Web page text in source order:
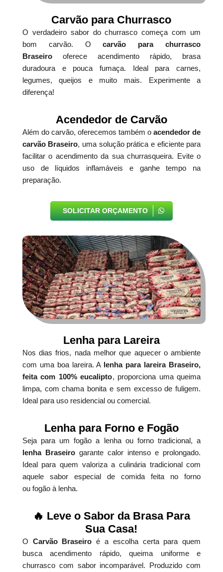
Carvão para Churrasco
O verdadeiro sabor do churrasco começa com um
bom carvão. Ocarvão para churrasco
Braseirooferece acendimento rápido, brasa
duradoura e pouca fumaça. Ideal para carnes,
legumes, queijos e muito mais. Experimente a
diferença!
Acendedor de Carvão
Além do carvão, oferecemos também oacendedor de
carvão Braseiro, uma solução prática e eficiente para
facilitar o acendimento da sua churrasqueira. Evite o
uso de líquidos inflamáveis e ganhe tempo na
preparação.
SOLICITAR ORÇAMENTO
Lenha para Lareira
Nos dias frios, nada melhor que aquecer o ambiente
com uma boa lareira. A lenha para lareira Braseiro,
feita com 100% eucalipto, proporciona uma queima
limpa, com chama bonita e sem excesso de fuligem.
Ideal para uso residencial ou comercial.
Lenha para Forno e Fogão
Seja para um fogão a lenha ou forno tradicional, a
lenha Braseirogarante calor intenso e prolongado.
Ideal para quem valoriza a culinária tradicional com
aquele sabor especial de comida feita no forno
ou fogão à lenha.
🔥 Leve o Sabor da Brasa Para
Sua Casa!
O Carvão Braseiro é a escolha certa para quem
busca acendimento rápido, queima uniforme e
churrasco com sabor incomparável. Produzido com